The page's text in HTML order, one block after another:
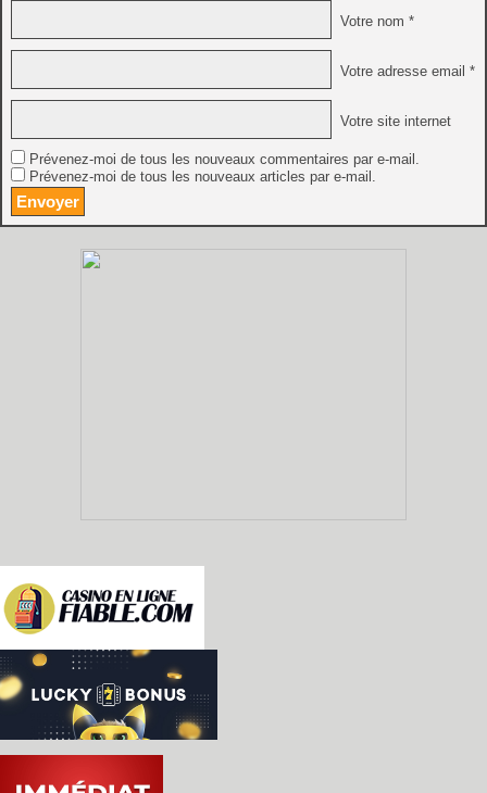
Votre nom *
Votre adresse email *
Votre site internet
Prévenez-moi de tous les nouveaux commentaires par e-mail.
Prévenez-moi de tous les nouveaux articles par e-mail.